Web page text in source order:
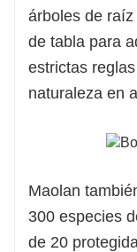
árboles de
de tabla para
estrictas
naturaleza en
Maolan
300 especies
de 20